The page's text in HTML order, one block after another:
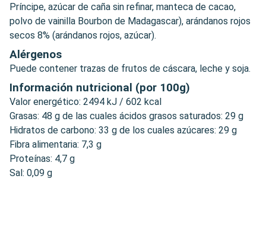
Príncipe, azúcar de caña sin refinar, manteca de cacao,
polvo de vainilla Bourbon de Madagascar), arándanos rojos
secos 8% (arándanos rojos, azúcar).
Alérgenos
Puede contener trazas de frutos de cáscara, leche y soja.
Información nutricional (por 100g)
Valor energético: 2494 kJ / 602 kcal
Grasas: 48 g de las cuales ácidos grasos saturados: 29 g
Hidratos de carbono: 33 g de los cuales azúcares: 29 g
Fibra alimentaria: 7,3 g
Proteínas: 4,7 g
Sal: 0,09 g